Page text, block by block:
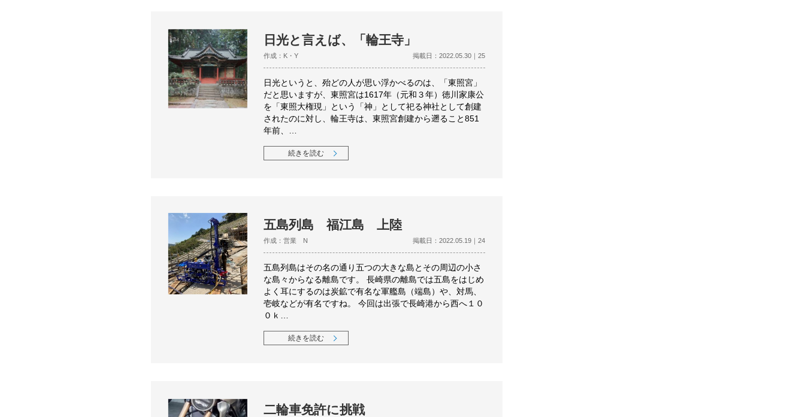
日光と言えば、「輪王寺」
作成：K・Y 掲載日：2022.05.30｜25
日光というと、殆どの人が思い浮かべるのは、「東照宮」
だと思いますが、東照宮は1617年（元和３年）徳川家康公
を「東照大権現」という「神」として祀る神社として創建
されたのに対し、輪王寺は、東照宮創建から遡ること851
年前、…
続きを読む
五島列島 福江島 上陸
作成：営業 N 掲載日：2022.05.19｜24
五島列島はその名の通り五つの大きな島とその周辺の小さ
な島々からなる離島です。 長崎県の離島では五島をはじめ
よく耳にするのは炭鉱で有名な軍艦島（端島）や、対馬、
壱岐などが有名ですね。 今回は出張で長崎港から西へ１０
０ｋ…
続きを読む
二輪車免許に挑戦